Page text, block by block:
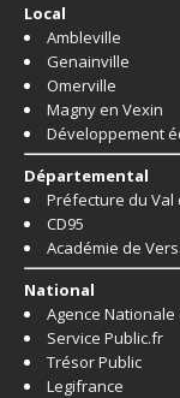
Local
Ambleville
Genainville
Omerville
Magny en Vexin
Développement
Départemental
Préfecture du Val
CD95
Académie de
National
Agence
Service Public.fr
Trésor Public
Legifrance